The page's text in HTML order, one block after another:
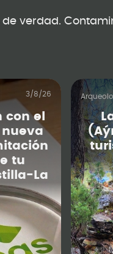
de verdad.
3/8/26
con el
tu
La